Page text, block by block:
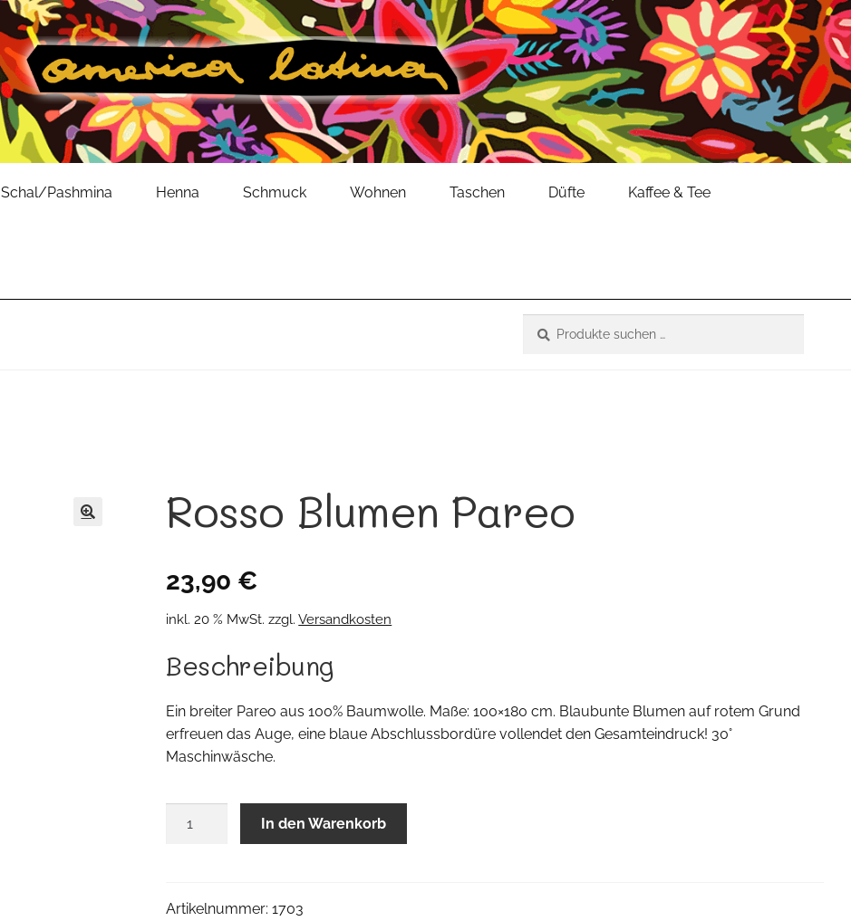
Schal/Pashmina Henna Schmuck Wohnen Taschen Düfte Kaffee & Tee
nach:
Rosso Blumen Pareo
23,90 €
inkl. 20 % MwSt. zzgl.Versandkosten
Beschreibung
Ein breiter Pareo aus 100% Baumwolle. Maße: 100×180 cm. Blaubunte Blumen auf rotem Grund
erfreuen das Auge, eine blaue Abschlussbordüre vollendet den Gesamteindruck! 30°
Maschinwäsche.
In den Warenkorb
Artikelnummer:1703